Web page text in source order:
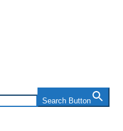
Search Button